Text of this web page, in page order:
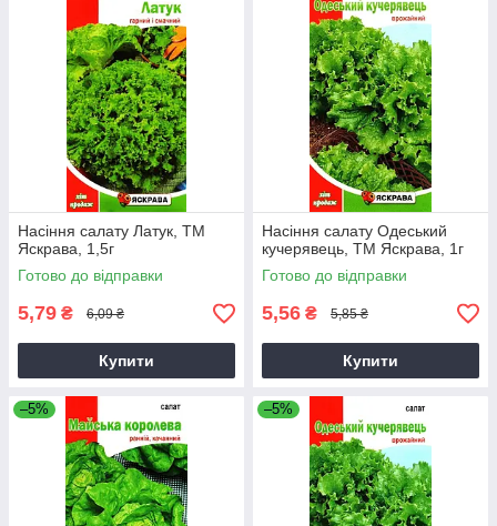
Насіння салату Латук, ТМ
Яскрава, 1,5г
Готово до відправки
5,79 ₴ 6,09 ₴
Купити
Насіння салату Одеський
кучерявець, ТМ Яскрава, 1г
Готово до відправки
5,56 ₴ 5,85 ₴
Купити
–5% –5%